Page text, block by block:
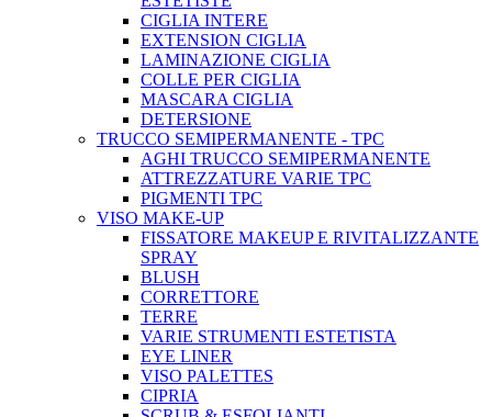
CIGLIA INTERE
EXTENSION CIGLIA
LAMINAZIONE CIGLIA
COLLE PER CIGLIA
MASCARA CIGLIA
DETERSIONE
TRUCCO SEMIPERMANENTE - TPC
AGHI TRUCCO SEMIPERMANENTE
ATTREZZATURE VARIE TPC
PIGMENTI TPC
VISO MAKE-UP
FISSATORE MAKEUP E RIVITALIZZANTE
SPRAY
BLUSH
CORRETTORE
TERRE
VARIE STRUMENTI ESTETISTA
EYE LINER
VISO PALETTES
CIPRIA